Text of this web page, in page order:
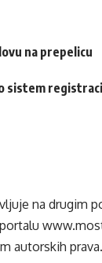
na prepelicu
sistem
na drugim
autorskih prava.